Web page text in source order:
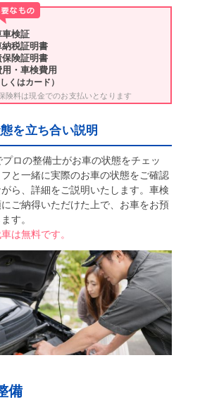
検証
税証明書
険証明書
・車検費用
くはカード）
険料は現金でのお支払いとなります
を立ち合い説明
ロの整備士がお車の状態をチェッ
と一緒に実際のお車の状態をご確認
ら、詳細をご説明いたします。車検
ご納得いただけた上で、お車をお預
す。
は無料です。
備